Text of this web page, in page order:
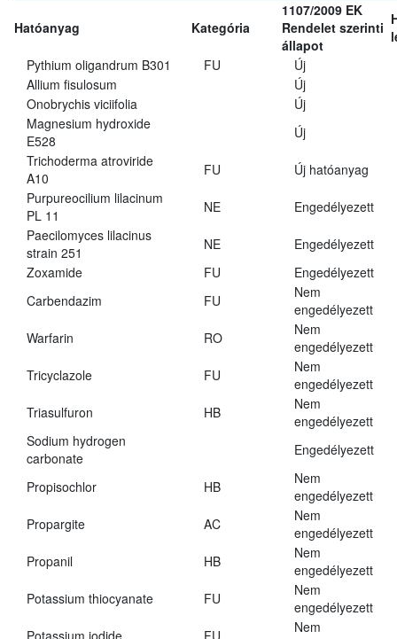
Hatóanyag Kategória
1107/2009 EK
Rendelet szerinti
állapot
Pythium oligandrum B301
FU
Új
Allium fisulosum
Új
Onobrychis viciifolia
Új
Magnesium hydroxide
E528
Új
Trichoderma atroviride
A10
FU
Új hatóanyag
Purpureocilium lilacinum
PL 11
NE
Engedélyezett
Paecilomyces lilacinus
strain 251
NE
Engedélyezett
Zoxamide
FU
Engedélyezett
Carbendazim
FU
Nem
engedélyezett
Warfarin
RO
Nem
engedélyezett
Tricyclazole
FU
Nem
engedélyezett
Triasulfuron
HB
Nem
engedélyezett
Sodium hydrogen
carbonate
Engedélyezett
Propisochlor HB
Nem
engedélyezett
Propargite
AC
Nem
engedélyezett
Propanil
HB
Nem
engedélyezett
Potassium thiocyanate
FU
Nem
engedélyezett
Nem